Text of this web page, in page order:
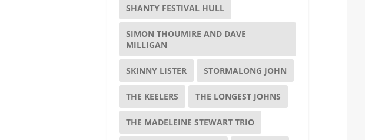
SHANTY FESTIVAL HULL
SIMON THOUMIRE AND DAVE
MILLIGAN
SKINNY LISTER STORMALONG JOHN
THE KEELERS THE LONGEST JOHNS
THE MADELEINE STEWART TRIO